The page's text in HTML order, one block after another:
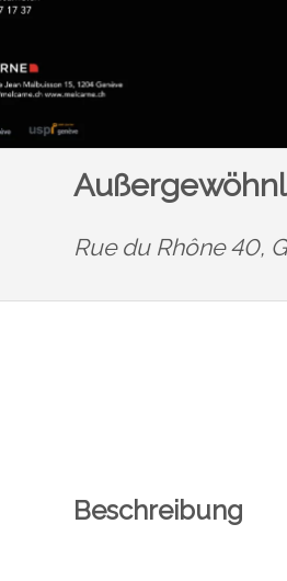
Rue du Rhône 40,
Beschreibung